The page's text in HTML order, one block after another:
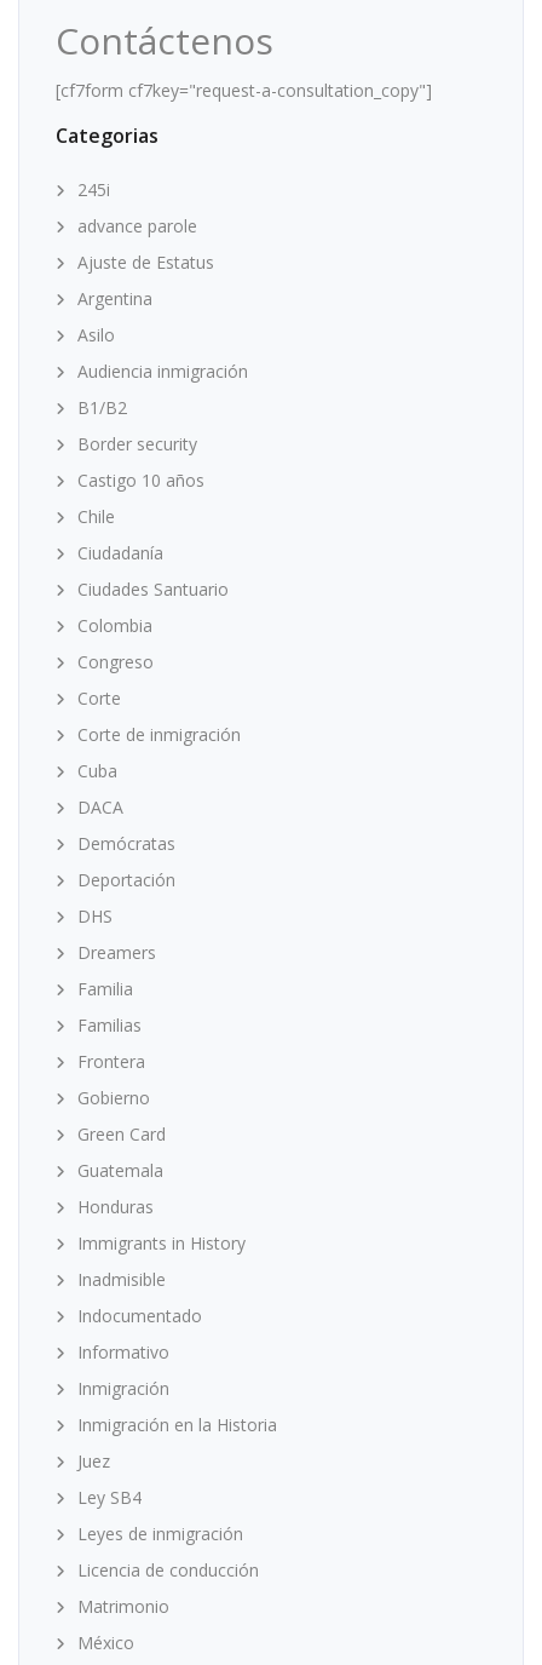
Contáctenos
[cf7form cf7key="request-a-consultation_copy"]
Categorias
245i
advance parole
Ajuste de Estatus
Argentina
Asilo
Audiencia inmigración
B1/B2
Border security
Castigo 10 años
Chile
Ciudadanía
Ciudades Santuario
Colombia
Congreso
Corte
Corte de inmigración
Cuba
DACA
Demócratas
Deportación
DHS
Dreamers
Familia
Familias
Frontera
Gobierno
Green Card
Guatemala
Honduras
Immigrants in History
Inadmisible
Indocumentado
Informativo
Inmigración
Inmigración en la Historia
Juez
Ley SB4
Leyes de inmigración
Licencia de conducción
Matrimonio
México